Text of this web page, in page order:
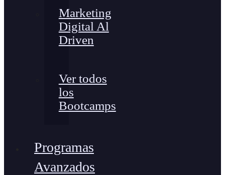
Marketing
Digital Al
Driven
Ver todos
los
Bootcamps
Programas
Avanzados